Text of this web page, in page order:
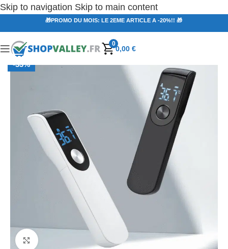
Skip to navigation Skip to main content
🎁PROMO DU MOIS: LE 2EME ARTICLE A -20%!! 🎁
0
0,00 €
-33%
Agrandir